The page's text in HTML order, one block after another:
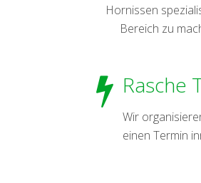
Hornissen
Bereich zu
Rasche
Wir
einen Termin